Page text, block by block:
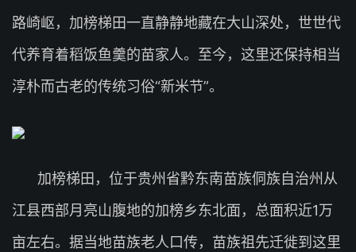
路崎岖，加榜梯田一直静静地藏在大山深处，世世代
代养育着稻饭鱼羹的苗家人。至今，这里还保持相当
淳朴而古老的传统习俗“新米节”。
加榜梯田，位于贵州省黔东南苗族侗族自治州从
江县西部月亮山腹地的加榜乡东北面，总面积近1万
亩左右。据当地苗族老人口传，苗族祖先迁徙到这里